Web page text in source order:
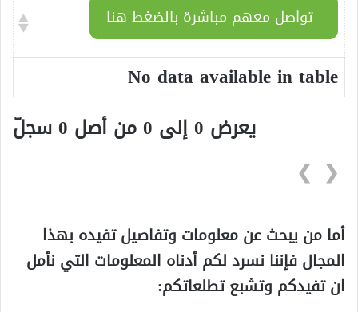
تواصل معهم مباشرة بالضغط هنا
No data available in table
يعرض 0 إلى 0 من أصل 0 سجلّ
❮
❯
أما من يبحث عن معلومات وتفاصيل تفيده بهذا
المجال فإننا نسرد لكم أدناه المعلومات التي نأمل
ان تفيدكم وتشبع تطلعاتكم: